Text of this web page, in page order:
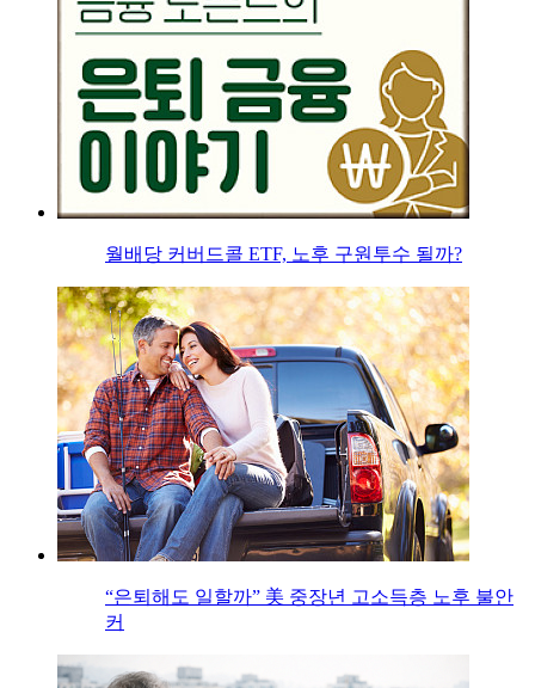
월배당 커버드콜 ETF, 노후 구원투수 될까?
“은퇴해도 일할까” 美 중장년 고소득층 노후 불안
커